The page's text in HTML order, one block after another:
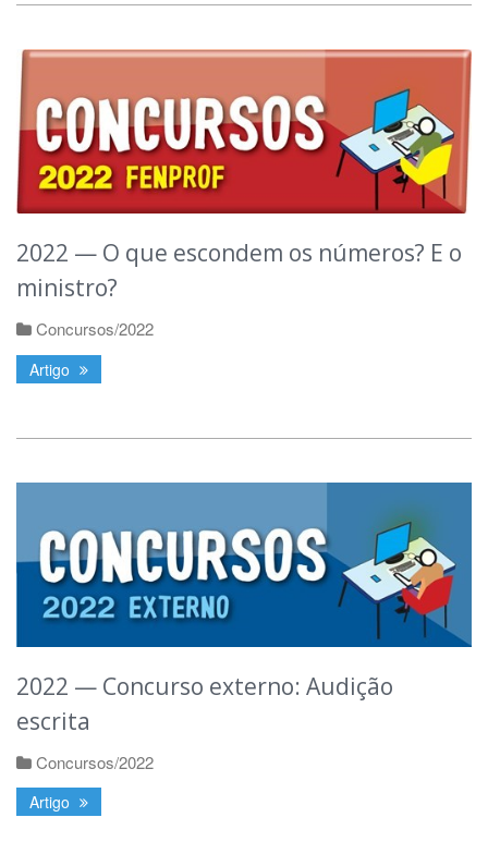
2022 — O que escondem os números? E o
ministro?
Concursos/2022
Artigo
2022 — Concurso externo: Audição
escrita
Concursos/2022
Artigo